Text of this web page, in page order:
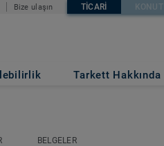
Bize ulaşın TICARI KONUT
Tarkett Hakkında
BELGELER